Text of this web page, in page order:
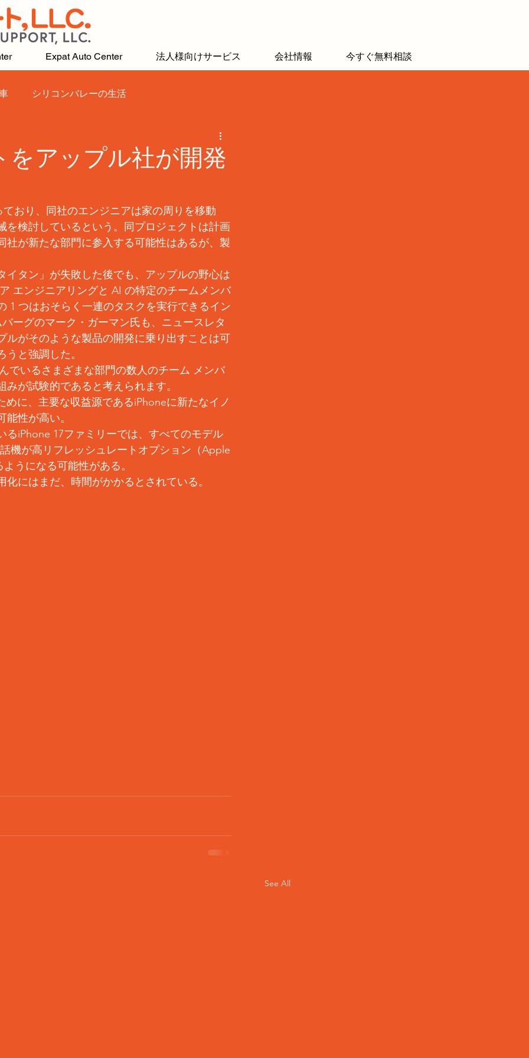
Expat Auto Center 法人様向けサービス 会社情報 今すぐ無料相談
シリコンバレーの生活
をアップル社が開発
おり、同社のエンジニアは家の周りを移動
を検討しているという。同プロジェクトは計画
が新たな部門に参入する可能性はあるが、製
イタン」が失敗した後でも、アップルの野心は
エンジニアリングと AI の特定のチームメンバ
1 つはおそらく一連のタスクを実行できるイン
ーグのマーク・ガーマン氏も、ニュースレタ
ルがそのような製品の開発に乗り出すことは可
と強調した。
でいるさまざまな部門の数人のチーム メンバ
が試験的であると考えられます。
性が高い。
るiPhone 17ファミリーでは、すべてのモデル
機が高リフレッシュレートオプション（Apple
うになる可能性がある。
にはまだ、時間がかかるとされている。
See All